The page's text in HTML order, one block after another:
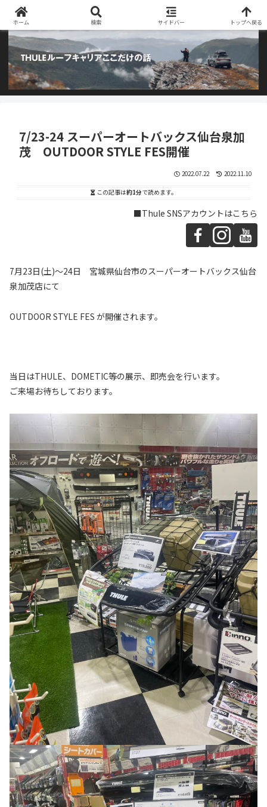
阿部商会取り扱いのTHULEルーフキャリアとアウトドア用品のブログです
7/23-24 スーパーオートバックス仙台泉加
茂 OUTDOOR STYLE FES開催
2022.07.22 2022.11.10
この記事は約1分で読めます。
■Thule SNSアカウントはこちら
7月23日(土)〜24日 宮城県仙台市のスーパーオートバックス仙台
泉加茂店にて
OUTDOOR STYLE FES が開催されます。
当日はTHULE、DOMETIC等の展示、即売会を行います。
ご来場お待ちしております。
ホーム 検索 サイドバー トップへ戻る